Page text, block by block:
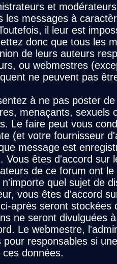
et
les messages à
il leur est
donc que tous les
de leurs auteurs
ou webmestres
ne peuvent pas
à ne pas poster
menaçants, sexuels
Le faire peut vous
(et votre fournisseur
message est
Vous êtes d'accord sur
de ce forum ont
n'importe quel sujet de
vous êtes d'accord
après seront stockées
ne seront divulguées
Le webmestre,
pour responsables si
ces données.